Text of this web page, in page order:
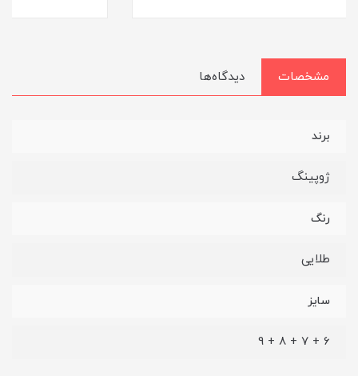
مشخصات دیدگاه‌ها
برند
ژوپینگ
رنگ
طلایی
سایز
6 + 7 + 8 + 9